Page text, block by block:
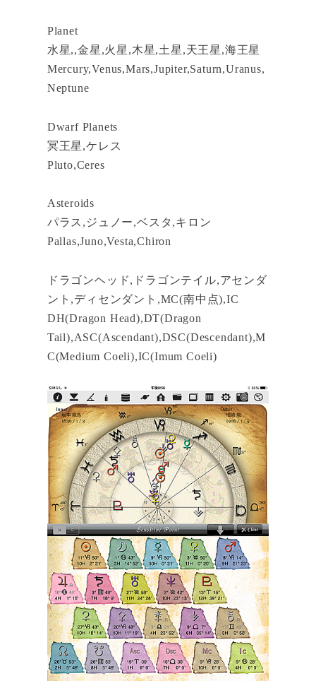
Planet
水星,,金星,火星,木星,土星,天王星,海王星
Mercury,Venus,Mars,Jupiter,Saturn,Uranus,
Neptune
Dwarf Planets
冥王星,ケレス
Pluto,Ceres
Asteroids
パラス,ジュノー,ベスタ,キロン
Pallas,Juno,Vesta,Chiron
ドラゴンヘッド,ドラゴンテイル,アセンダ
ント,ディセンダント,MC(南中点),IC
DH(Dragon Head),DT(Dragon
Tail),ASC(Ascendant),DSC(Descendant),M
C(Medium Coeli),IC(Imum Coeli)